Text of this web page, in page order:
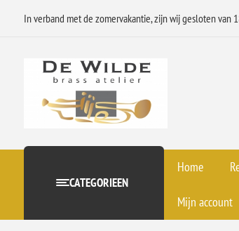
In verband met de zomervakantie, zijn wij gesloten van
CATEGORIEEN
Home
Mijn account